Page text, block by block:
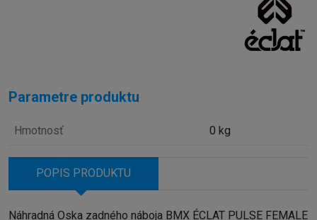
Parametre produktu
Hmotnosť 0 kg
POPIS PRODUKTU
Náhradná Oska zadného náboja BMX ÉCLAT PULSE FEMALE